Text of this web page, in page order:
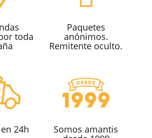
toda
Paquetes
anónimos.
Remitente oculto.
24h Somos amantis